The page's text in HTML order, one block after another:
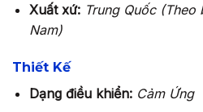
Xuất xứ:Trung Quốc (Theo
Nam)
Thiết Kế
Dạng điều khiển: Cảm Ứng